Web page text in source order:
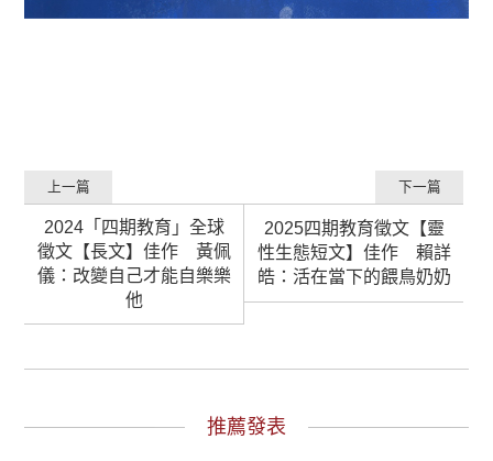
2024「四期教育」全球
徵文【長文】佳作 黃佩
儀：改變自己才能自樂樂
他
上一篇
2025四期教育徵文【靈
性生態短文】佳作 賴詳
皓：活在當下的餵鳥奶奶
下一篇
推薦發表